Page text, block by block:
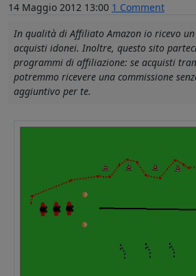
14 Maggio 2012 13:00 1 Comment
In qualità di Affiliato Amazon io ricevo
acquisti idonei. Inoltre, questo sito
programmi di affiliazione: se acquisti
potremmo ricevere una commissione
aggiuntivo per te.